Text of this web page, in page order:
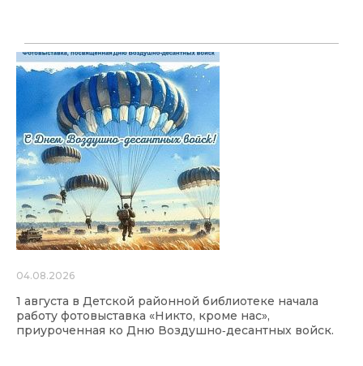
04.08.2026
1 августа в Детской районной библиотеке начала
работу фотовыставка «Никто, кроме нас»,
приуроченная ко Дню Воздушно‑десантных войск.